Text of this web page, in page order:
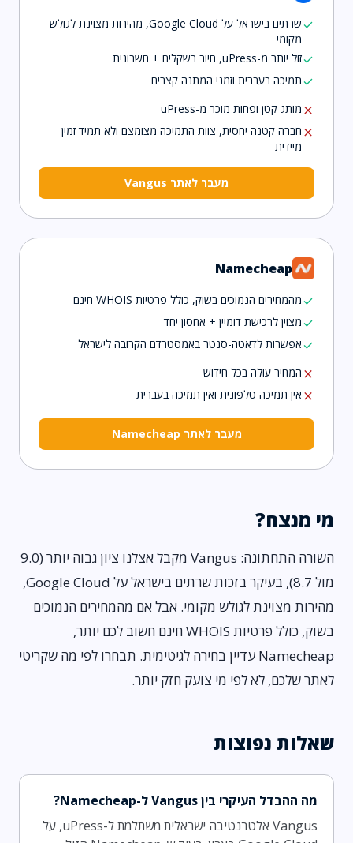
check
שרתים בישראל על Google Cloud, מהירות מצוינת לגולש
מקומי
checkזול יותר מ-uPress, חיוב בשקלים + חשבונית
checkתמיכה בעברית וזמני המתנה קצרים
close מותג קטן ופחות מוכר מ-uPress
close חברה קטנה יחסית, צוות התמיכה מצומצם ולא תמיד זמין
מיידית
מעבר לאתר Vangus
Namecheap
checkמהמחירים הנמוכים בשוק, כולל פרטיות WHOIS חינם
checkמצוין לרכישת דומיין + אחסון יחד
checkאפשרות לדאטה-סנטר באמסטרדם הקרובה לישראל
close המחיר עולה בכל חידוש
close אין תמיכה טלפונית ואין תמיכה בעברית
מעבר לאתר Namecheap
מי מנצח?
השורה התחתונה: Vangus מקבל אצלנו ציון גבוה יותר (9.0
מול 8.7), בעיקר בזכות שרתים בישראל על Google Cloud,
מהירות מצוינת לגולש מקומי. אבל אם מהמחירים הנמוכים
בשוק, כולל פרטיות WHOIS חינם חשוב לכם יותר,
Namecheap עדיין בחירה לגיטימית. תבחרו לפי מה שקריטי
לאתר שלכם, לא לפי מי צועק חזק יותר.
שאלות נפוצות
מה ההבדל העיקרי בין Vangus ל-Namecheap?
Vangus אלטרנטיבה ישראלית משתלמת ל-uPress, על